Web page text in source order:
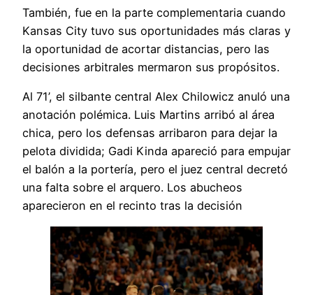
También, fue en la parte complementaria cuando
Kansas City tuvo sus oportunidades más claras y
la oportunidad de acortar distancias, pero las
decisiones arbitrales mermaron sus propósitos.
Al 71’, el silbante central Alex Chilowicz anuló una
anotación polémica. Luis Martins arribó al área
chica, pero los defensas arribaron para dejar la
pelota dividida; Gadi Kinda apareció para empujar
el balón a la portería, pero el juez central decretó
una falta sobre el arquero. Los abucheos
aparecieron en el recinto tras la decisión